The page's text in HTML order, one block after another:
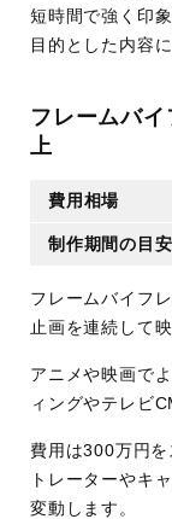
短時間で強く印
目的とした内容
フレームバ
上
費用相場
制作期間の目安
フレームバイフ
止画を連続して
アニメや映画で
ィングやテレビ
費用は300万円
トレーターやキ
変動します。